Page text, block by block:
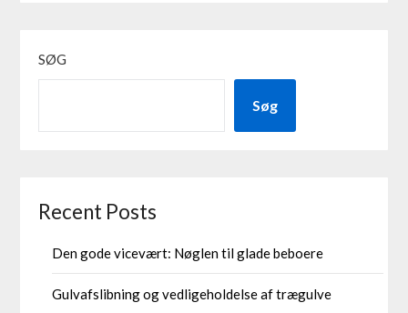
SØG
Søg
Recent Posts
Den gode vicevært: Nøglen til glade beboere
Gulvafslibning og vedligeholdelse af trægulve